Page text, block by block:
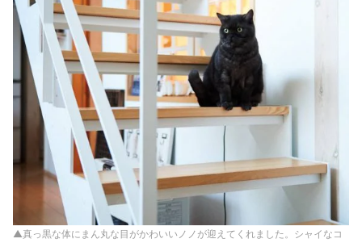
▲真っ黒な体にまん丸な目がかわいいノノが迎えてくれました。シャイなコ